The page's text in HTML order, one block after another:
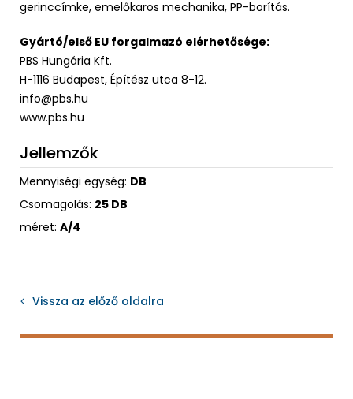
gerinccímke, emelőkaros mechanika, PP-borítás.
Gyártó/első EU forgalmazó elérhetősége:
PBS Hungária Kft.
H-1116 Budapest, Építész utca 8-12.
info@pbs.hu
www.pbs.hu
Jellemzők
Mennyiségi egység: DB
Csomagolás: 25 DB
méret: A/4
Vissza az előző oldalra